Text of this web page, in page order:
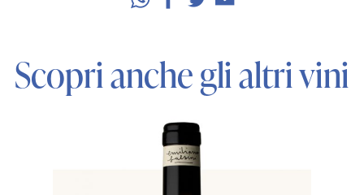
Scopri anche gli altri vini